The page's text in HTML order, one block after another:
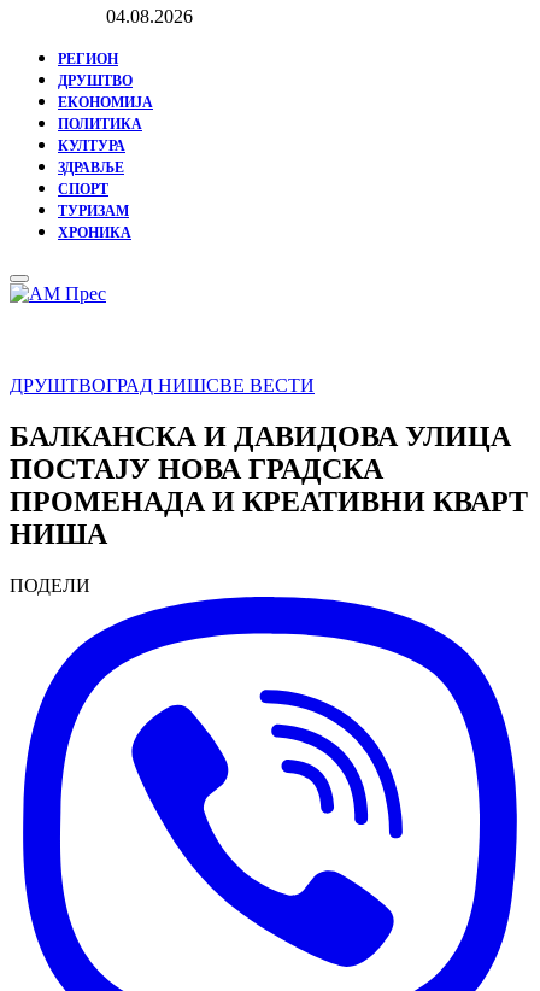
04.08.2026
РЕГИОН
ДРУШТВО
ЕКОНОМИЈА
ПОЛИТИКА
КУЛТУРА
ЗДРАВЉЕ
СПОРТ
ТУРИЗАМ
ХРОНИКА
Primary
Menu
ДРУШТВОГРАД НИШСВЕ ВЕСТИ
БАЛКАНСКА И ДАВИДОВА УЛИЦА
ПОСТАЈУ НОВА ГРАДСКА
ПРОМЕНАДА И КРЕАТИВНИ КВАРТ
НИША
ПОДЕЛИ